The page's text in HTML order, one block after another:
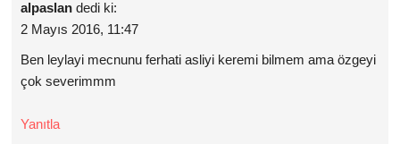
alpaslan dedi ki:
2 Mayıs 2016, 11:47
Ben leylayi mecnunu ferhati asliyi keremi bilmem ama özgeyi
çok severimmm
Yanıtla